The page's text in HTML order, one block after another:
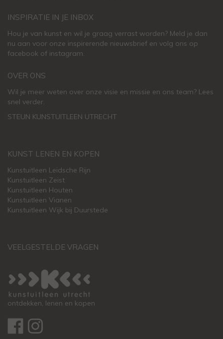
INSPIRATIE IN JE INBOX
Hou je van kunst en wil je graag verrast worden? Meld je dan
nu aan voor onze inspirerende nieuwsbrief en volg ons op
facebook of instagram.
OVER ONS
Wil je meer weten over onze visie en missie en ons team? Lees
snel verder.
STEUN KUNSTUITLEEN UTRECHT
KUNST LENEN EN KOPEN
Kunstuitleen Leidsche Rijn
Kunstuitleen Zeist
Kunstuitleen Houten
Kunstuitleen Vianen
Kunstuitleen Wijk bij Duurstede
VEELGESTELDE VRAGEN
ontdekken, lenen en kopen